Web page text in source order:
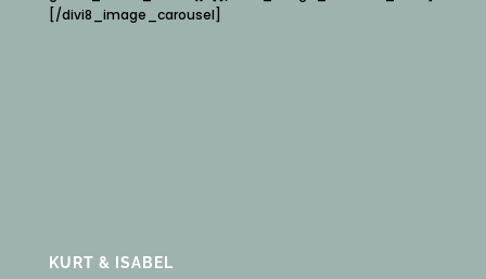
[/divi8_image_carousel]
KURT & ISABEL